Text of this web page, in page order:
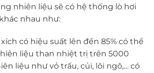
nhiên liệu sẽ có hệ thống lò hơi
nhau như:
có hiệu suất lên đến 85% có thể
liệu than nhiệt trị trên 5000
liệu như vỏ trấu, củi, lõi ngô,… có